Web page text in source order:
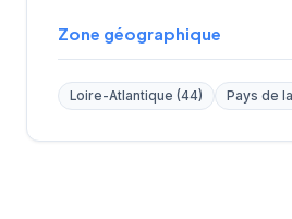
Zone géographique
Loire-Atlantique (44) Pays de